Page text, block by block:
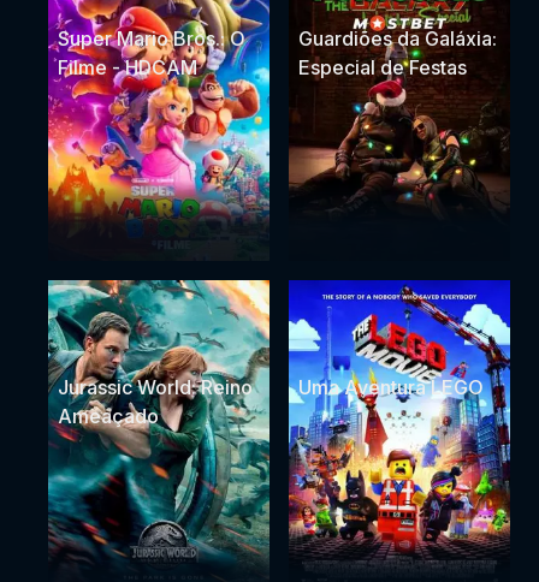
Super Mario Bros.: O
Filme - HDCAM
Guardiões da Galáxia:
Especial de Festas
Jurassic World: Reino
Ameaçado
Uma Aventura LEGO